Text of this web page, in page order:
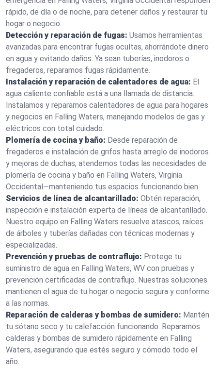
rápido, de día o de noche, para detener daños y restaurar tu
hogar o negocio.
Detección y reparación de fugas: Usamos herramientas
avanzadas para encontrar fugas ocultas, ahorrándote dinero
en agua y evitando daños. Ya sean tuberías, inodoros o
fregaderos, reparamos fugas rápidamente.
Instalación y reparación de calentadores de agua: El
agua caliente confiable está a una llamada de distancia.
Instalamos y reparamos calentadores de agua para hogares
y negocios en Falling Waters, manejando modelos de gas y
eléctricos con total cuidado.
Plomería de cocina y baño: Desde reparación de
fregaderos e instalación de grifos hasta arreglo de inodoros
y mejoras de duchas, atendemos todas las necesidades de
plomería de cocina y baño en Falling Waters, Virginia
Occidental—manteniendo tus espacios funcionando bien.
Servicios de línea de alcantarillado: Obtén reparación,
inspección e instalación experta de líneas de alcantarillado.
Nuestro equipo en Falling Waters resuelve atascos, raíces
de árboles y tuberías dañadas con técnicas modernas y
especializadas.
Prevención y pruebas de contraflujo: Protege tu
suministro de agua en Falling Waters, WV con pruebas y
prevención certificadas de contraflujo. Nuestras soluciones
mantienen el agua de tu hogar o negocio segura y conforme
a las normas.
Reparación de calderas y bombas de sumidero: Mantén
tu sótano seco y tu calefacción funcionando. Reparamos
calderas y bombas de sumidero rápidamente en Falling
Waters, asegurando que estés seguro y cómodo todo el
año.